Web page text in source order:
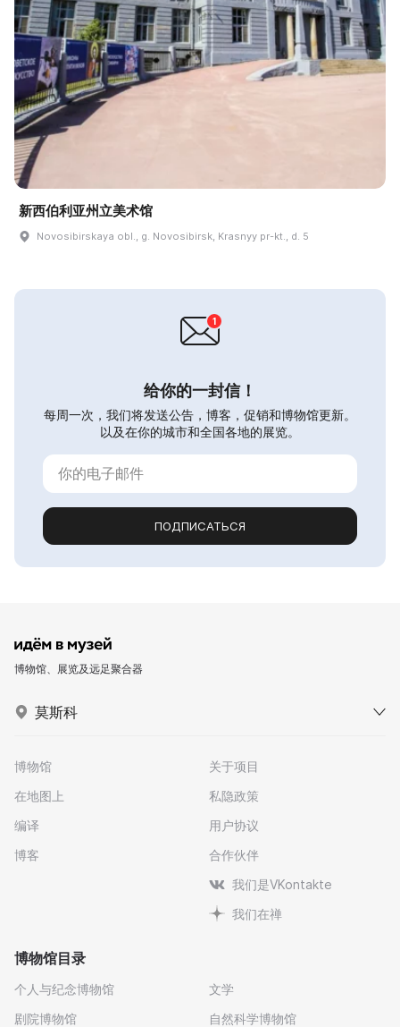
新西伯利亚州立美术馆
Novosibirskaya obl., g. Novosibirsk, Krasnyy pr-kt., d. 5
给你的一封信！
每周一次，我们将发送公告，博客，促销和博物馆更新。
以及在你的城市和全国各地的展览。
ПОДПИСАТЬСЯ
博物馆、展览及远足聚合器
莫斯科
博物馆
在地图上
编译
博客
关于项目
私隐政策
用户协议
合作伙伴
我们是VKontakte
我们在禅
博物馆目录
个人与纪念博物馆
剧院博物馆
文学
自然科学博物馆